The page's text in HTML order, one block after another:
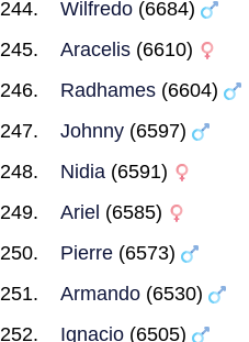
Wilfredo (6684)
Aracelis (6610)
Radhames (6604)
Johnny (6597)
Nidia (6591)
Ariel (6585)
Pierre (6573)
Armando (6530)
Ignacio (6505)